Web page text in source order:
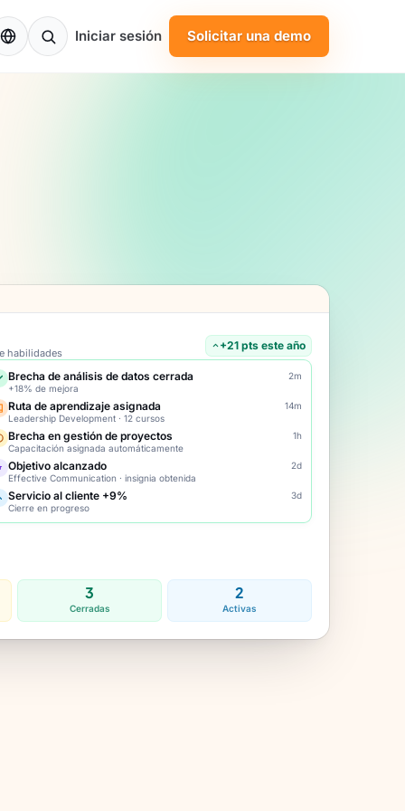
Iniciar sesión Solicitar una demo
habilidades
+21 pts este año
Brecha de análisis de datos cerrada
+18% de mejora
2m
Ruta de aprendizaje asignada
Leadership Development · 12 cursos
14m
Brecha en gestión de proyectos
Capacitación asignada automáticamente
1h
Objetivo alcanzado
Effective Communication · insignia obtenida
2d
Servicio al cliente +9%
Cierre en progreso
3d
3
Cerradas
2
Activas